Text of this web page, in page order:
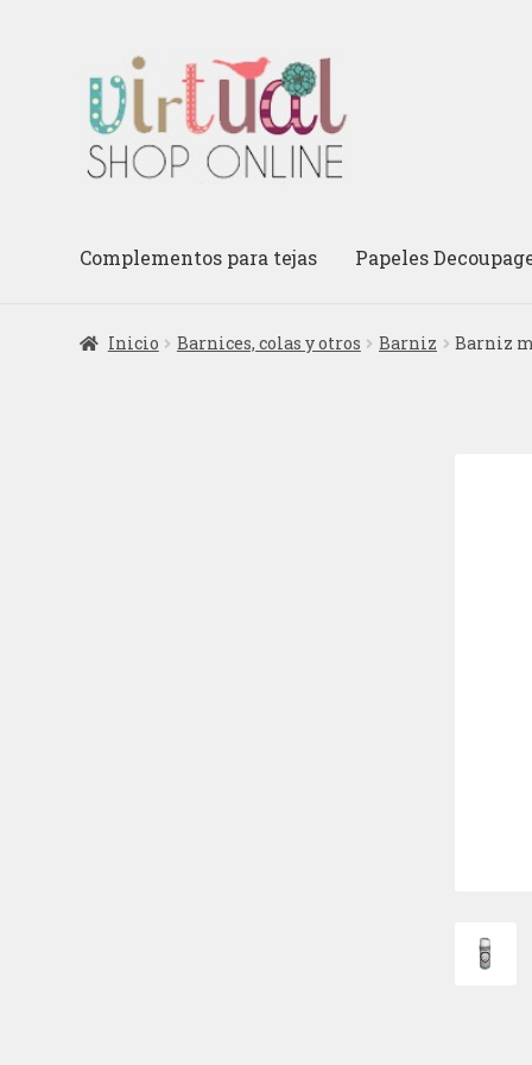
la
navegación
al
contenido
Complementos para tejas Papeles
Inicio Barnices, colas y otros Barniz Barniz